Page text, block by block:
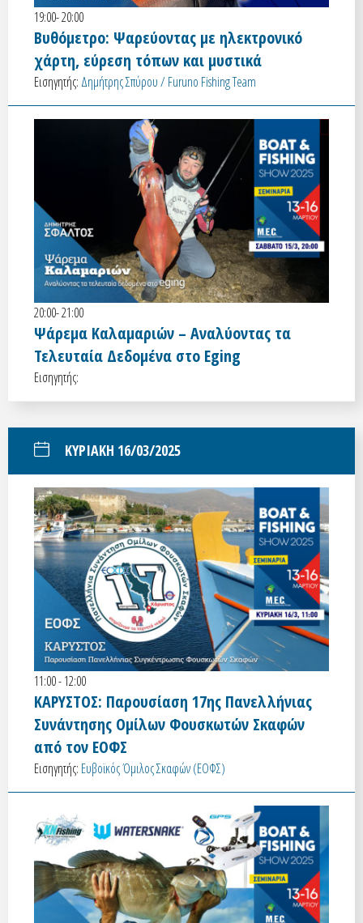
19:00- 20:00
Βυθόμετρο: Ψαρεύοντας με ηλεκτρονικό
χάρτη, εύρεση τόπων και μυστικά
Εισηγητής: Δημήτρης Σπύρου / Furuno Fishing Team
20:00- 21:00
Ψάρεμα Καλαμαριών – Αναλύοντας τα
Τελευταία Δεδομένα στο Eging
Εισηγητής:
ΚΥΡΙΑΚΗ 16/03/2025
11:00 - 12:00
ΚΑΡΥΣΤΟΣ: Παρουσίαση 17ης Πανελλήνιας
Συνάντησης Ομίλων Φουσκωτών Σκαφών
από τον ΕΟΦΣ
Εισηγητής: Ευβοϊκός Όμιλος Σκαφών (ΕΟΦΣ)